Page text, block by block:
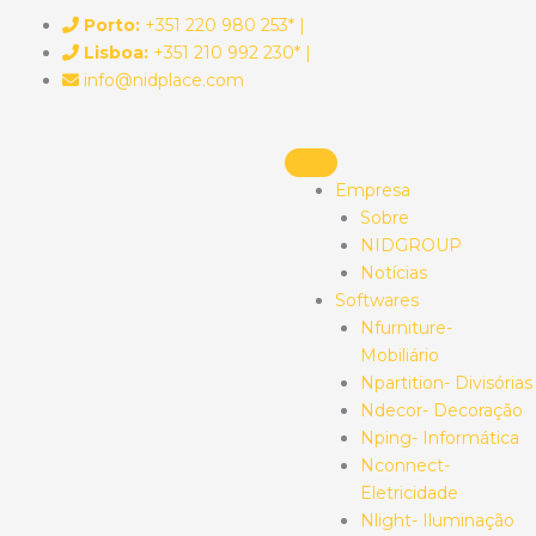
content
Porto: +351 220 980 253* |
Lisboa: +351 210 992 230* |
info@nidplace.com
Empresa
Sobre
NIDGROUP
Notícias
Softwares
Nfurniture-
Mobiliário
Npartition- Divisórias
Ndecor- Decoração
Nping- Informática
Nconnect-
Eletricidade
Nlight- Iluminação